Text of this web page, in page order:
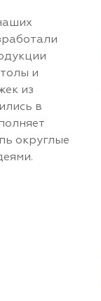
и
из
в
округлые